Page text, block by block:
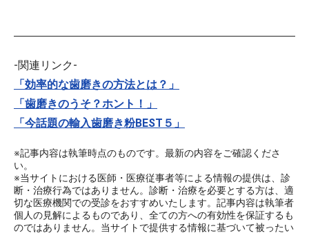
-関連リンク-
「効率的な歯磨きの方法とは？」
「歯磨きのうそ？ホント！」
「今話題の輸入歯磨き粉BEST５」
※記事内容は執筆時点のものです。最新の内容をご確認くださ
い。
※当サイトにおける医師・医療従事者等による情報の提供は、診
断・治療行為ではありません。診断・治療を必要とする方は、適
切な医療機関での受診をおすすめいたします。記事内容は執筆者
個人の見解によるものであり、全ての方への有効性を保証するも
のではありません。当サイトで提供する情報に基づいて被ったい